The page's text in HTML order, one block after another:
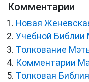
Комментарии
Новая
Учебной Библии
Толкование
Комментарии
Толковая